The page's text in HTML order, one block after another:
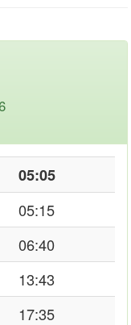
05:05
05:15
06:40
13:43
17:35